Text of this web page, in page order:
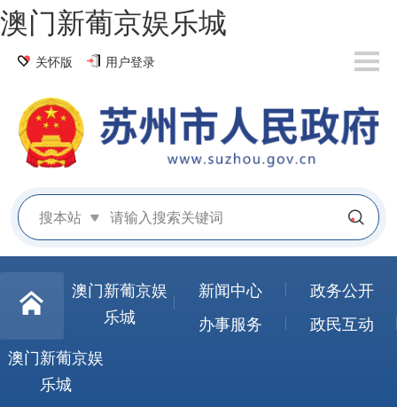
澳门新葡京娱乐城
关怀版 用户登录
搜本站
澳门新葡京娱
乐城
新闻中心
政务公开
办事服务
政民互动
澳门新葡京娱
乐城